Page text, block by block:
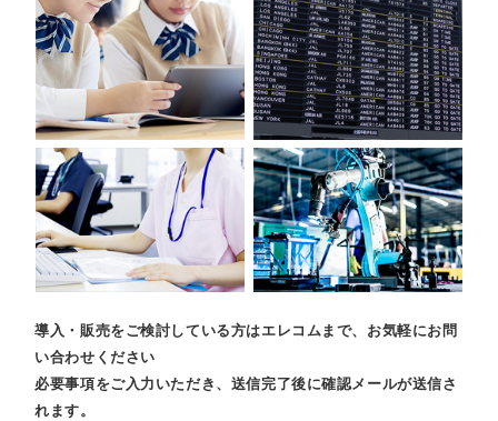
導入・販売をご検討している方はエレコムまで、お気軽にお問
い合わせください
必要事項をご入力いただき、送信完了後に確認メールが送信さ
れます。